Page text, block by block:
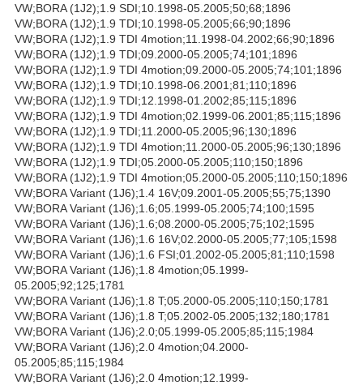
VW;BORA (1J2);1.9 SDI;10.1998-05.2005;50;68;1896
VW;BORA (1J2);1.9 TDI;10.1998-05.2005;66;90;1896
VW;BORA (1J2);1.9 TDI 4motion;11.1998-04.2002;66;90;1896
VW;BORA (1J2);1.9 TDI;09.2000-05.2005;74;101;1896
VW;BORA (1J2);1.9 TDI 4motion;09.2000-05.2005;74;101;1896
VW;BORA (1J2);1.9 TDI;10.1998-06.2001;81;110;1896
VW;BORA (1J2);1.9 TDI;12.1998-01.2002;85;115;1896
VW;BORA (1J2);1.9 TDI 4motion;02.1999-06.2001;85;115;1896
VW;BORA (1J2);1.9 TDI;11.2000-05.2005;96;130;1896
VW;BORA (1J2);1.9 TDI 4motion;11.2000-05.2005;96;130;1896
VW;BORA (1J2);1.9 TDI;05.2000-05.2005;110;150;1896
VW;BORA (1J2);1.9 TDI 4motion;05.2000-05.2005;110;150;1896
VW;BORA Variant (1J6);1.4 16V;09.2001-05.2005;55;75;1390
VW;BORA Variant (1J6);1.6;05.1999-05.2005;74;100;1595
VW;BORA Variant (1J6);1.6;08.2000-05.2005;75;102;1595
VW;BORA Variant (1J6);1.6 16V;02.2000-05.2005;77;105;1598
VW;BORA Variant (1J6);1.6 FSI;01.2002-05.2005;81;110;1598
VW;BORA Variant (1J6);1.8 4motion;05.1999-
05.2005;92;125;1781
VW;BORA Variant (1J6);1.8 T;05.2000-05.2005;110;150;1781
VW;BORA Variant (1J6);1.8 T;05.2002-05.2005;132;180;1781
VW;BORA Variant (1J6);2.0;05.1999-05.2005;85;115;1984
VW;BORA Variant (1J6);2.0 4motion;04.2000-
05.2005;85;115;1984
VW;BORA Variant (1J6);2.0 4motion;12.1999-